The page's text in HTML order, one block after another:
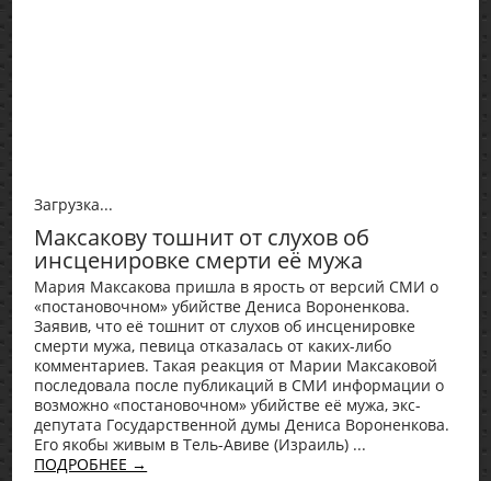
Загрузка...
Максакову тошнит от слухов об
инсценировке смерти её мужа
Мария Максакова пришла в ярость от версий СМИ о
«постановочном» убийстве Дениса Вороненкова.
Заявив, что её тошнит от слухов об инсценировке
смерти мужа, певица отказалась от каких-либо
комментариев. Такая реакция от Марии Максаковой
последовала после публикаций в СМИ информации о
возможно «постановочном» убийстве её мужа, экс-
депутата Государственной думы Дениса Вороненкова.
Его якобы живым в Тель-Авиве (Израиль) ...
ПОДРОБНЕЕ →